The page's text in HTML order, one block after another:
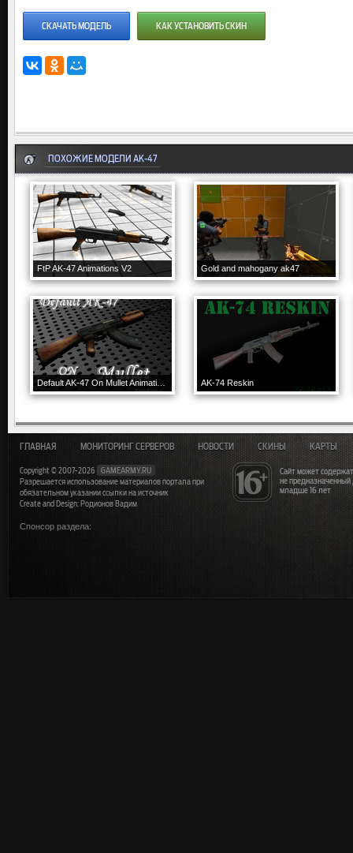
СКАЧАТЬ МОДЕЛЬ КАК УСТАНОВИТЬ СКИН
ПОХОЖИЕ МОДЕЛИ AK-47
FtP AK-47 Animations V2 Gold and mahogany ak47
AK-74 Reskin
Сайт может
не
младше 16 лет
ГЛАВНАЯ МОНИТОРИНГ СЕРВЕРОВ НОВОСТИ СКИНЫ КАРТЫ
Copyright © 2007-2026
GAMEARMY.RU
Разрешается использование материалов портала при
обязательном указании ссылки на источник
Create and Design: Родионов Вадим
Спонсор раздела: